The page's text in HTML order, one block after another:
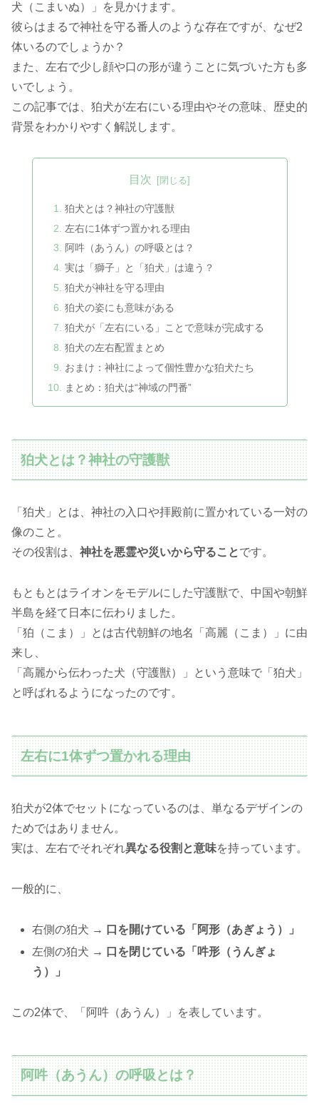
犬（こまいぬ）」を見かけます。
彼らはまるで神社を守る番人のような存在ですが、なぜ2
体いるのでしょうか？
また、左右で少し顔や口の形が違うことに気づいた方も多
いでしょう。
この記事では、狛犬が左右にいる理由やその意味、歴史的
背景をわかりやすく解説します。
目次
狛犬とは？神社の守護獣
左右に1体ずつ置かれる理由
阿吽（あうん）の呼吸とは？
実は「獅子」と「狛犬」は違う？
狛犬が神社を守る理由
狛犬の姿にも意味がある
狛犬が「左右にいる」ことで意味が完成する
狛犬の左右配置まとめ
おまけ：神社によって個性豊かな狛犬たち
まとめ：狛犬は“神域の門番”
狛犬とは？神社の守護獣
「狛犬」とは、神社の入口や拝殿前に置かれている一対の
像のこと。
その役割は、 神社を悪霊や災いから守ることです。
もともとはライオンをモデルにした守護獣で、中国や朝鮮
半島を経て日本に伝わりました。
「狛（こま）」とは古代朝鮮の地名「高麗（こま）」に由
来し、
「高麗から伝わった犬（守護獣）」という意味で「狛犬」
と呼ばれるようになったのです。
左右に1体ずつ置かれる理由
狛犬が2体でセットになっているのは、単なるデザインの
ためではありません。
実は、左右でそれぞれ異なる役割と意味を持っています。
一般的に、
右側の狛犬 → 口を開けている「阿形（あぎょう）」
左側の狛犬 → 口を閉じている「吽形（うんぎょ
う）」
この2体で、「阿吽（あうん）」を表しています。
阿吽（あうん）の呼吸とは？